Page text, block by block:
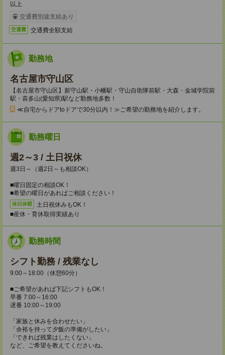
以上
交通費別途支給あり
交通費 交通費全額支給
勤務地
名古屋市守山区
【名古屋市守山区】新守山駅・小幡駅・守山自衛隊前駅・大森・金城学院前
駅・喜多山(愛知県)駅など勤務地多数！
≪自宅からドアtoドアで30分以内！≫ご希望の勤務地を紹介します。
勤務曜日
週2～3 / 土日祝休
週3日～（週2日～も相談OK）
■曜日固定の相談OK！
■希望の曜日があればご相談ください！
休日休暇
土日祝休みもOK！
■産休・育休取得実績あり
勤務時間
シフト勤務 / 残業なし
9:00～18:00（休憩60分）
■ご希望があれば下記シフトもOK！
早番 7:00～16:00
遅番 10:00～19:00
「家族と休みを合わせたい」
「余裕を持って夕飯の準備がしたい」
「できれば残業はしたくない」
など、ご希望を教えてくださいね。